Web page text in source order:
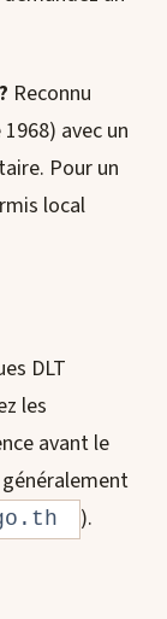
Reconnu
avec un
Pour un
local
DLT
les
avant le
).